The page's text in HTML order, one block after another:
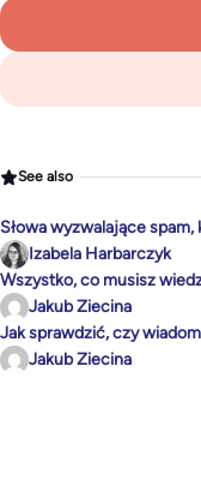
See also
Słowa wyzwalające
Izabela Harbarczyk
Wszystko, co musisz
Jakub Ziecina
Jak sprawdzić, czy
Jakub Ziecina